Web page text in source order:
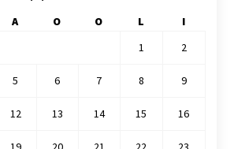
A O O L
I
1
2
5 6 7 8 9
12 13 14 15 16